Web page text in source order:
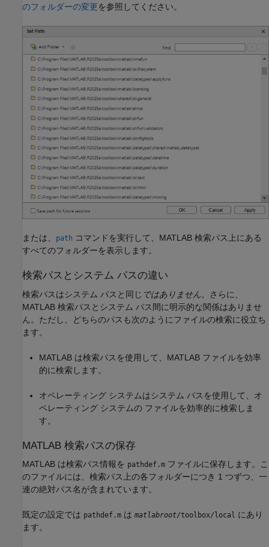
のフォルダーの変更を参照してください。
または、 path コマンドを実行して、MATLAB 検索パス上にある
すべてのフォルダーを表示します。
検索パスとシステム パスの違い
検索パスはシステム パスと同じ ではありません。さらに、
MATLAB 検索パスとシステム パス間に明示的な関係はありませ
ん。ただし、どちらのパスも次のようにファイルの検索に役立ち
ます。
MATLAB は検索パスを使用して、MATLAB ファイルを効率
的に検索します。
オペレーティング システムはシステム パスを使用して、オ
ペレーティング システムの ファイルを効率的に検索しま
す。
MATLAB 検索パスの保存
MATLAB は検索パス情報を pathdef.m ファイルに保存します。こ
のファイルには、検索パス上の各フォルダーにつき 1 つずつ、一
連の絶対パス名が含まれています。
既定の設定では pathdef.m は matlabroot/toolbox/local にあり
ます。